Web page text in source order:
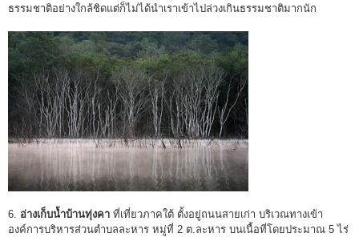
ธรรมชาติอย่างใกล้ชิดแต่ก็ไม่ได้นำเราเข้าไปล่วงเกินธรรมชาติมากนัก
6. อ่างเก็บน้ำบ้านทุ่งคา ที่เที่ยวภาคใต้ ตั้งอยู่ถนนสายเก่า บริเวณทางเข้า
องค์การบริหารส่วนตำบลละหาร หมู่ที่ 2 ต.ละหาร บนเนื้อที่โดยประมาณ 5 ไร่